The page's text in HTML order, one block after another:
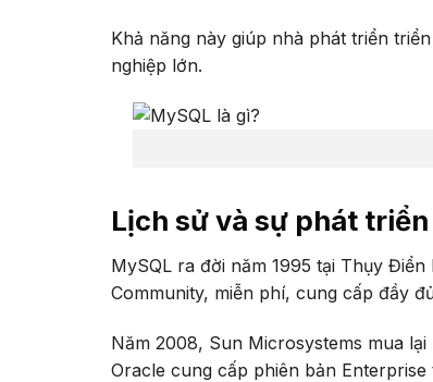
Khả năng này giúp nhà phát triển
nghiệp lớn.
Lịch sử và sự phát triển
MySQL ra đời năm 1995 tại Thụy
Community, miễn phí, cung cấp đầy
Năm 2008, Sun Microsystems mua
Oracle cung cấp phiên bản